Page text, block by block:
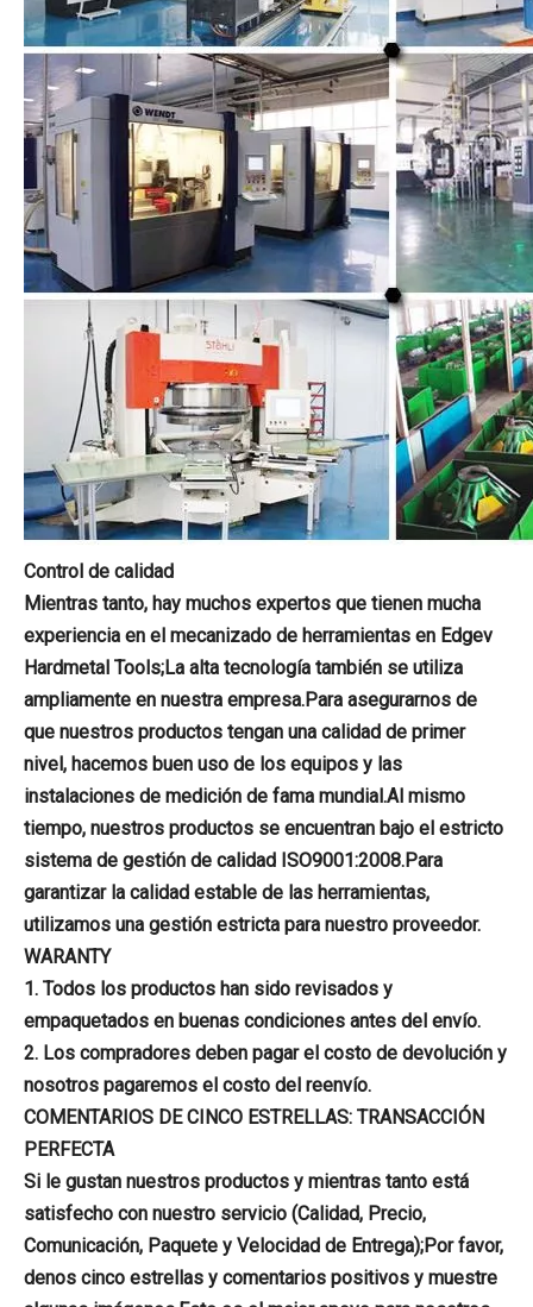
Control de calidad
Mientras tanto, hay muchos expertos que tienen mucha
experiencia en el mecanizado de herramientas en Edgev
Hardmetal Tools;La alta tecnología también se utiliza
ampliamente en nuestra empresa.Para asegurarnos de
que nuestros productos tengan una calidad de primer
nivel, hacemos buen uso de los equipos y las
instalaciones de medición de fama mundial.Al mismo
tiempo, nuestros productos se encuentran bajo el estricto
sistema de gestión de calidad ISO9001:2008.Para
garantizar la calidad estable de las herramientas,
utilizamos una gestión estricta para nuestro proveedor.
WARANTY
1. Todos los productos han sido revisados ​​y
empaquetados en buenas condiciones antes del envío.
2. Los compradores deben pagar el costo de devolución y
nosotros pagaremos el costo del reenvío.
COMENTARIOS DE CINCO ESTRELLAS: TRANSACCIÓN
PERFECTA
Si le gustan nuestros productos y mientras tanto está
satisfecho con nuestro servicio (Calidad, Precio,
Comunicación, Paquete y Velocidad de Entrega);Por favor,
denos cinco estrellas y comentarios positivos y muestre